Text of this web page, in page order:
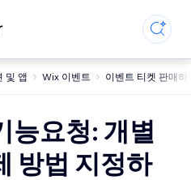
및 앱 Wix 이벤트 이벤트 티켓 판매하
능요청: 개별
방법 지정하